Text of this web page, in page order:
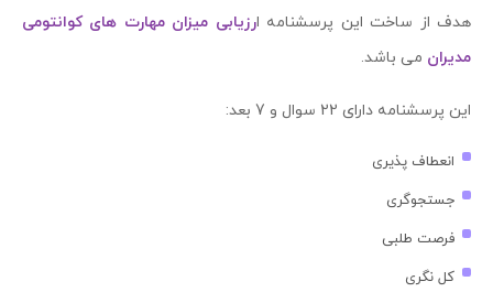
هدف از ساخت این پرسشنامه ارزیابی میزان مهارت های کوانتومی
مدیران می باشد.
این پرسشنامه دارای 22 سوال و 7 بعد:
انعطاف پذیری
جستجوگری
فرصت طلبی
کل نگری